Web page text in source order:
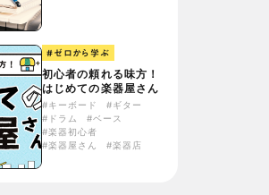
#ゼロから学ぶ
初心者の頼れる味方！
はじめての楽器屋さん
#キーボード
#ギター
#ドラム
#ベース
#楽器初心者
#楽器屋さん
#楽器店